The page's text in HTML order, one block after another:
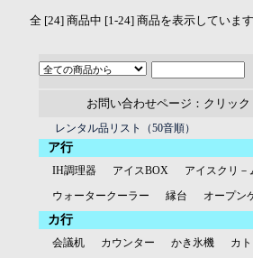
全 [24] 商品中 [1-24] 商品を表示しています
お問い合わせページ：クリック
レンタル品リスト（50音順）
ア行
IH調理器 アイスBOX
アイスクリ－
ウォータークーラー
縁台 オープン
カ行
会議机 カウンター かき氷機
カ